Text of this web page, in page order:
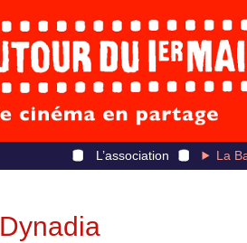
L’association La
Dynadia